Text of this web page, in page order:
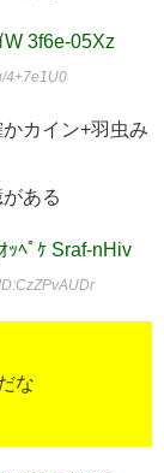
3f6e-05Xz
4+7e1U0
カイン+羽虫み
ある
ﾍﾟｹ Sraf-nHiv
な